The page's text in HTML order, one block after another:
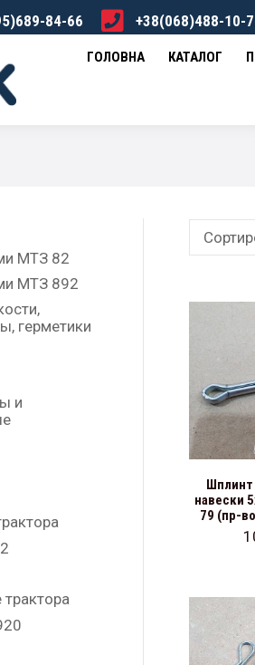
84-66 +38(068)488-10-
ГОЛОВНА КАТАЛОГ
Шплинт
навески
79 (пр-
МТЗ 82
МТЗ 892
герметики
и
ПРО НАС ДОСТАВКА ТА